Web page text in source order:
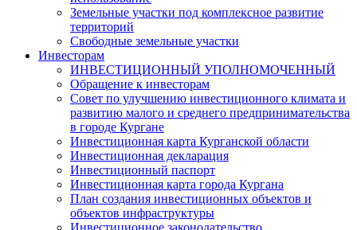
Земельные участки под комплексное развитие
территорий
Свободные земельные участки
Инвесторам
ИНВЕСТИЦИОННЫЙ УПОЛНОМОЧЕННЫЙ
Обращение к инвесторам
Совет по улучшению инвестиционного климата и
развитию малого и среднего предпринимательства
в городе Кургане
Инвестиционная карта Курганской области
Инвестиционная декларация
Инвестиционный паспорт
Инвестиционная карта города Кургана
План создания инвестиционных объектов и
объектов инфраструктуры
Инвестиционное законодательство